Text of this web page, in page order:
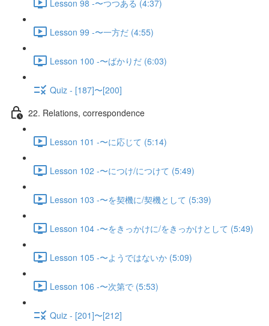
Lesson 98 -〜つつある (4:37)
Lesson 99 -〜一方だ (4:55)
Lesson 100 -〜ばかりだ (6:03)
Quiz - [187]〜[200]
22. Relations, correspondence
Lesson 101 -〜に応じて (5:14)
Lesson 102 -〜につけ/につけて (5:49)
Lesson 103 -〜を契機に/契機として (5:39)
Lesson 104 -〜をきっかけに/をきっかけとして (5:49)
Lesson 105 -〜ようではないか (5:09)
Lesson 106 -〜次第で (5:53)
Quiz - [201]〜[212]